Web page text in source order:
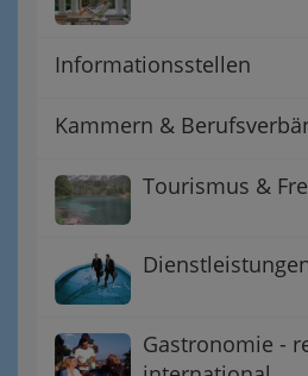
Informationsstellen
Kammern &
Tourismus &
Gastronomie -